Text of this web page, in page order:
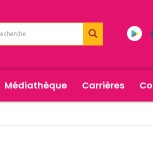
Médiathèque Carrières